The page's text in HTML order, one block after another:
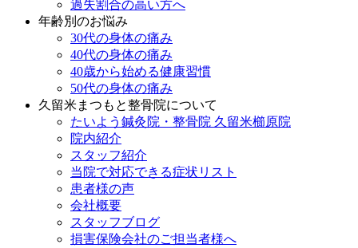
過失割合の高い方へ
年齢別のお悩み
30代の身体の痛み
40代の身体の痛み
40歳から始める健康習慣
50代の身体の痛み
久留米まつもと整骨院について
たいよう鍼灸院・整骨院 久留米櫛原院
院内紹介
スタッフ紹介
当院で対応できる症状リスト
患者様の声
会社概要
スタッフブログ
損害保険会社のご担当者様へ